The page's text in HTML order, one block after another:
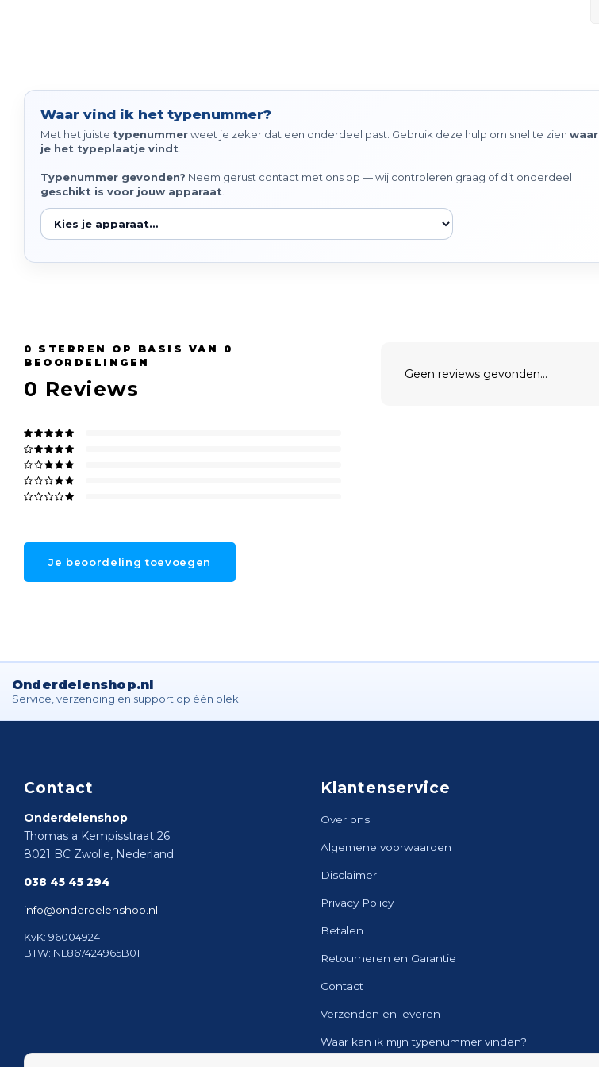
Waar vind ik het typenummer?
Met het juiste typenummerweet je zeker dat een onderdeel past. Gebruik deze hulp om snel te zien waar
je het typeplaatje vindt
Typenummer gevonden? Neem gerust contact met ons op — wij controleren graag of dit onderdeel
geschikt is voor jouw apparaat
0 STERREN OP BASIS VAN 0
BEOORDELINGEN
0 Reviews
Je beoordeling toevoegen
Geen reviews gevonden...
Onderdelenshop.nl
Service, verzending en support op één plek
Contact
Onderdelenshop
Thomas a Kempisstraat 26
8021 BC Zwolle, Nederland
038 45 45 294
info@onderdelenshop.nl
KvK: 96004924
BTW: NL867424965B01
Klantenservice
Over ons
Algemene voorwaarden
Disclaimer
Privacy Policy
Betalen
Retourneren en Garantie
Contact
Verzenden en leveren
Waar kan ik mijn typenummer vinden?